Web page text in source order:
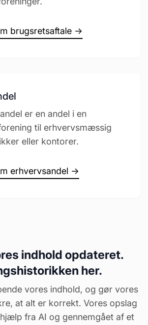
brugsretsaftale →
er en andel i en
til erhvervsmæssig
eller kontorer.
erhvervsandel →
indhold opdateret.
her.
vores indhold, og gør vores
at alt er korrekt. Vores opslag
fra AI og gennemgået af et